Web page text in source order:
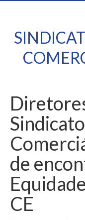
de
CE